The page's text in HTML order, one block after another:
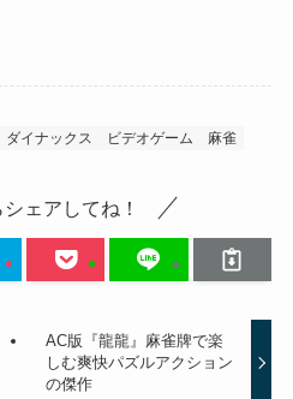
ダイナックス ビデオゲーム 麻雀
ェアしてね！
AC版『龍龍』麻雀牌で楽
しむ爽快パズルアクション
の傑作